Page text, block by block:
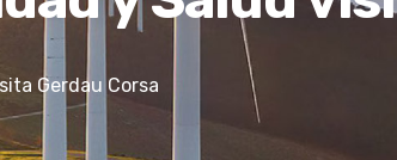
Gerdau Corsa